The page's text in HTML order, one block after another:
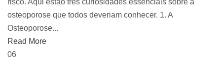
risco. Aqui estão três curiosidades essenciais sobre a
osteoporose que todos deveriam conhecer. 1. A
Osteoporose...
Read More
06